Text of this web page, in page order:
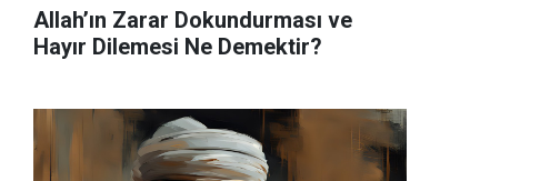
Allah’ın Zarar Dokundurması ve
Hayır Dilemesi Ne Demektir?